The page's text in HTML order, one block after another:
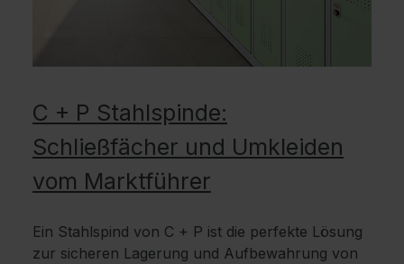
C + P Stahlspinde:
Schließfächer und Umkleiden
vom Marktführer
Ein Stahlspind von C + P ist die perfekte Lösung
zur sicheren Lagerung und Aufbewahrung von